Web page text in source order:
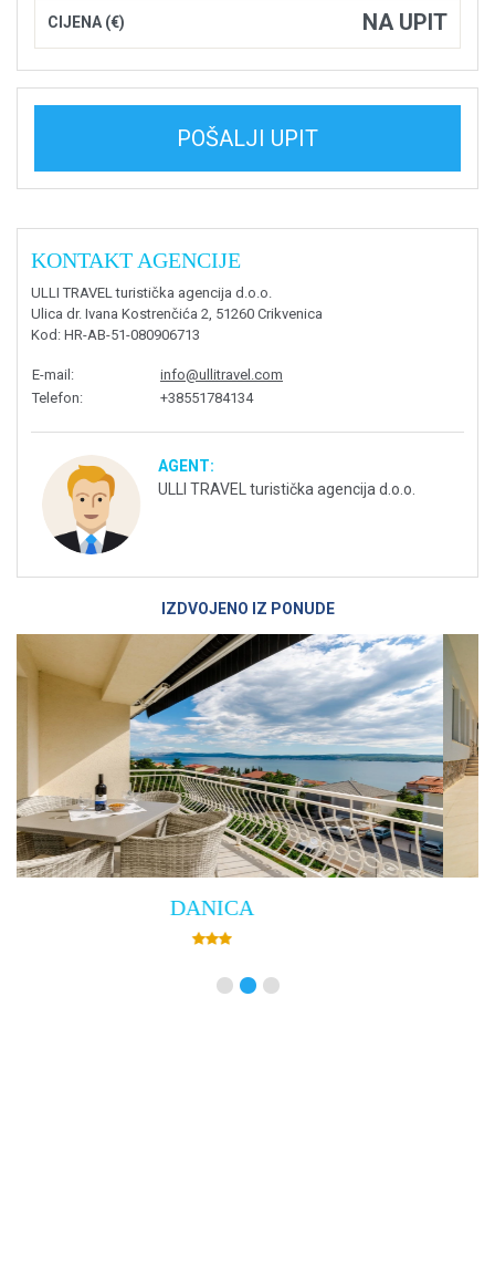
CIJENA (€) NA UPIT
POŠALJI UPIT
KONTAKT AGENCIJE
ULLI TRAVEL turistička agencija d.o.o.
Ulica dr. Ivana Kostrenčića 2, 51260 Crikvenica
Kod : HR-AB-51-080906713
E-mail :
info@ullitravel.com
Telefon: +38551784134
AGENT:
ULLI TRAVEL turistička agencija d.o.o.
IZDVOJENO IZ PONUDE
Villa Empress